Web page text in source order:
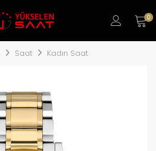
0
Saat Kadın Saat